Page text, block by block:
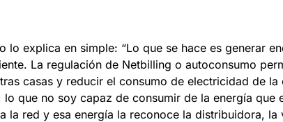
lo explica en simple: “Lo que se hace es generar
La regulación de Netbilling o autoconsumo
casas y reducir el consumo de electricidad de
que no soy capaz de consumir de la energía que
la red y esa energía la reconoce la distribuidora, la